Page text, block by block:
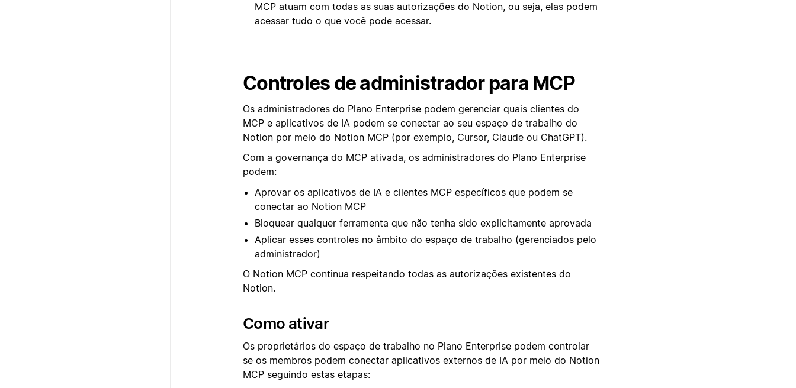
MCP atuam com todas as suas autorizações do Notion, ou seja, elas podem
acessar tudo o que você pode acessar.
Controles de administrador para MCP
Os administradores do Plano Enterprise podem gerenciar quais clientes do
MCP e aplicativos de IA podem se conectar ao seu espaço de trabalho do
Notion por meio do Notion MCP (por exemplo, Cursor, Claude ou ChatGPT).
Com a governança do MCP ativada, os administradores do Plano Enterprise
podem:
Aprovar os aplicativos de IA e clientes MCP específicos que podem se
conectar ao Notion MCP
Bloquear qualquer ferramenta que não tenha sido explicitamente aprovada
Aplicar esses controles no âmbito do espaço de trabalho (gerenciados pelo
administrador)
O Notion MCP continua respeitando todas as autorizações existentes do
Notion.
Como ativar
Os proprietários do espaço de trabalho no Plano Enterprise podem controlar
se os membros podem conectar aplicativos externos de IA por meio do Notion
MCP seguindo estas etapas: